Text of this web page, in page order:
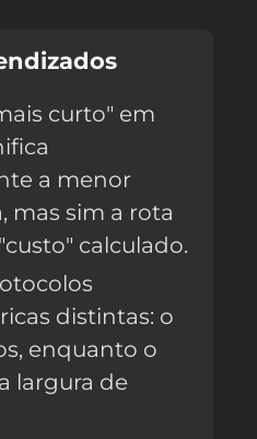
curto" em
a menor
mas sim a rota
calculado.
distintas: o
enquanto o
largura de